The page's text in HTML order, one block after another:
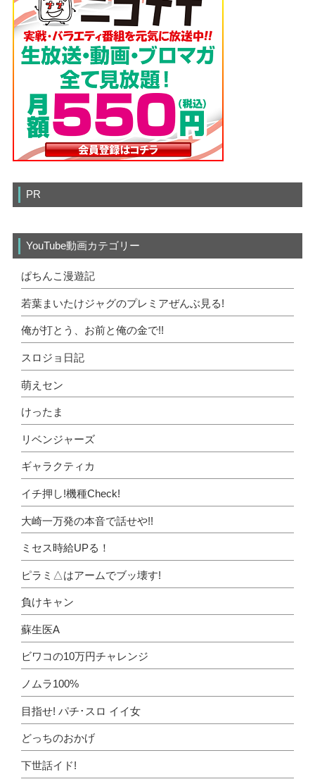
PR
YouTube動画カテゴリー
ぱちんこ漫遊記
若葉まいたけジャグのプレミアぜんぶ見る!
俺が打とう、お前と俺の金で!!
スロジョ日記
萌えセン
けったま
リベンジャーズ
ギャラクティカ
イチ押し!機種Check!
大崎一万発の本音で話せや!!
ミセス時給UPる！
ピラミ△はアームでブッ壊す!
負けキャン
蘇生医A
ビワコの10万円チャレンジ
ノムラ100%
目指せ! パチ･スロ イイ女
どっちのおかげ
下世話イド!